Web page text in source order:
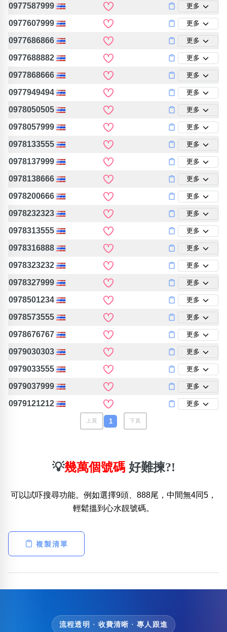
0977587999 更多
0977607999 更多
0977686866 更多
0977688882 更多
0977868666 更多
0977949494 更多
0978050505 更多
0978057999 更多
0978133555 更多
0978137999 更多
0978138666 更多
0978200666 更多
0978232323 更多
0978313555 更多
0978316888 更多
0978323232 更多
0978327999 更多
0978501234 更多
0978573555 更多
0978676767 更多
0979030303 更多
0979033555 更多
0979037999 更多
0979121212 更多
上頁 1 下頁
💡幾萬個號碼 好難揀?!
可以試吓搜尋功能。例如選擇9頭、888尾，中間無4同5，
輕鬆搵到心水靚號碼。
複製清單
流程透明 · 收費清晰 · 專人跟進